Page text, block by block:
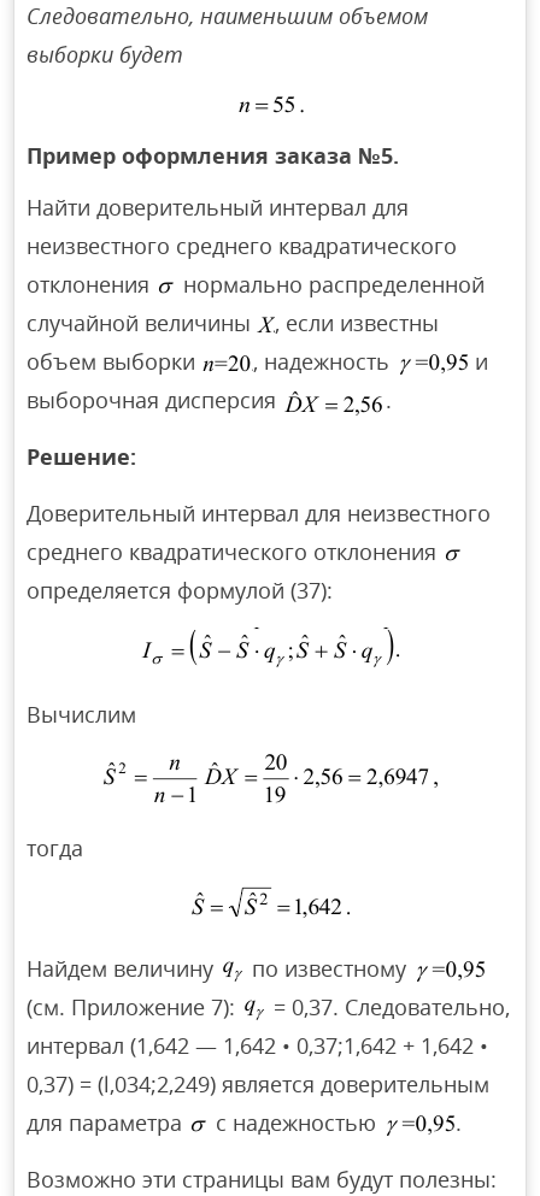
Следовательно, наименьшим объемом
выборки будет
Пример оформления заказа №5.
Найти доверительный интервал для
неизвестного среднего квадратического
отклонения
нормально распределенной
случайной величины
, если известны
объем выборки
, надежность
и
выборочная дисперсия
.
Решение:
Доверительный интервал для неизвестного
среднего квадратического отклонения
определяется формулой (37):
Вычислим
тогда
Найдем величину
по известному
(см. Приложение 7):
= 0,37. Следовательно,
интервал (1,642 — 1,642 • 0,37;1,642 + 1,642 •
0,37) = (l,034;2,249) является доверительным
для параметра
с надежностью
.
Возможно эти страницы вам будут полезны: